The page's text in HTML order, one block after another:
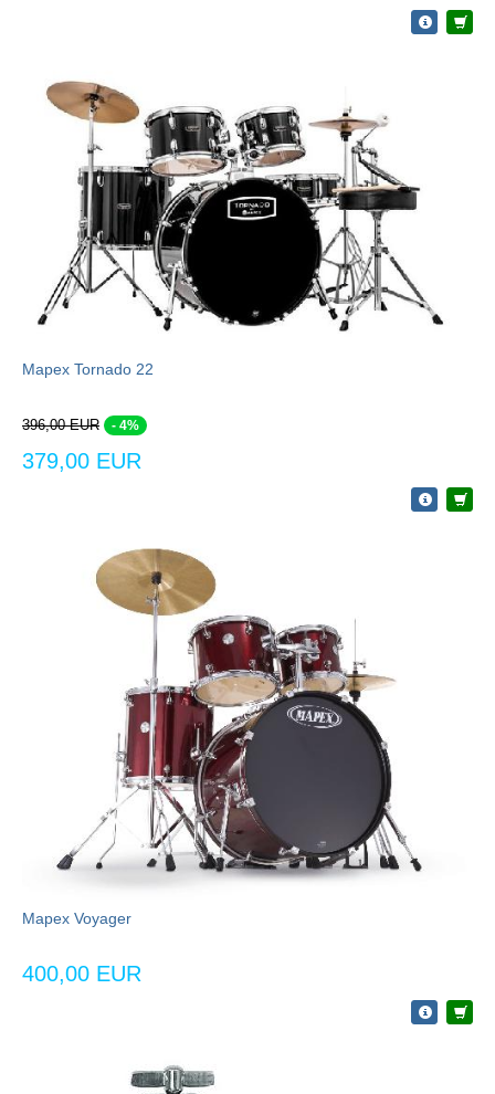
Mapex Tornado 22
396,00 EUR - 4%
379,00 EUR
Mapex Voyager
400,00 EUR